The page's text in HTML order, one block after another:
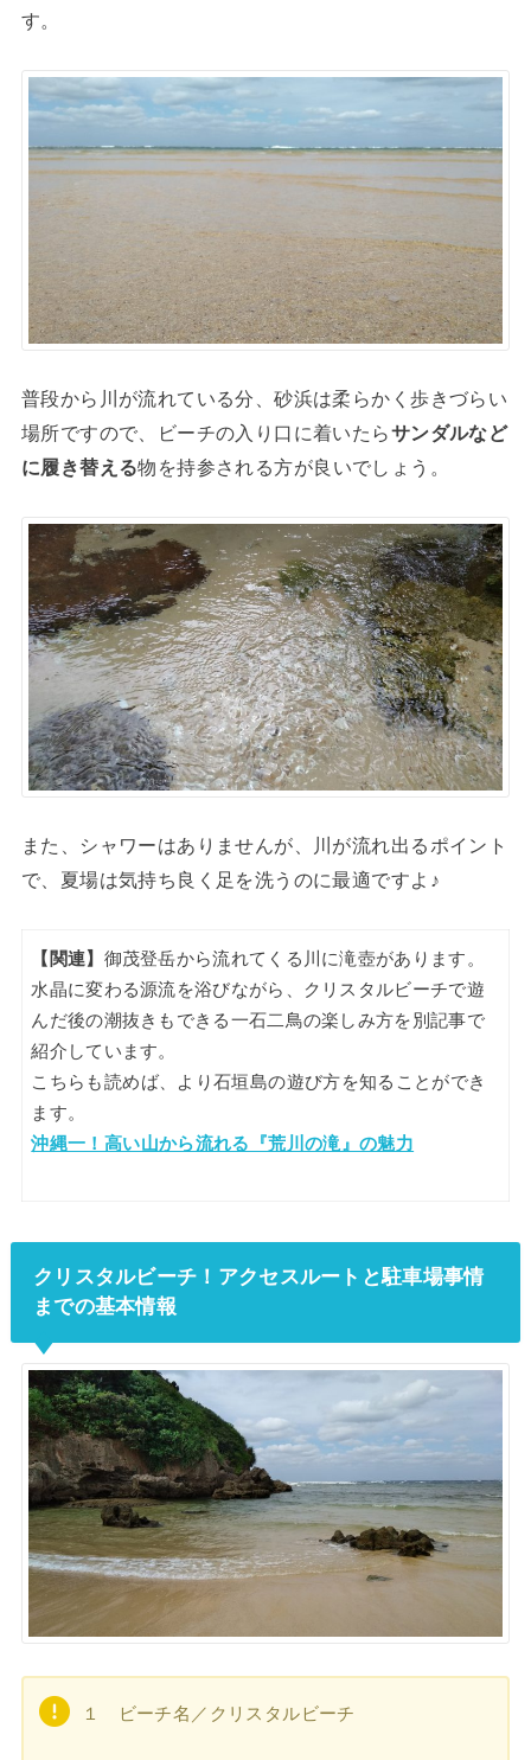
す。
普段から川が流れている分、砂浜は柔らかく歩きづらい
場所ですので、ビーチの入り口に着いたらサンダルなど
に履き替える物を持参される方が良いでしょう。
また、シャワーはありませんが、川が流れ出るポイント
で、夏場は気持ち良く足を洗うのに最適ですよ♪
【関連】 御茂登岳から流れてくる川に滝壺があります。
水晶に変わる源流を浴びながら、クリスタルビーチで遊
んだ後の潮抜きもできる一石二鳥の楽しみ方を別記事で
紹介しています。
こちらも読めば、より石垣島の遊び方を知ることができ
ます。
沖縄一！高い山から流れる『荒川の滝』の魅力
クリスタルビーチ！アクセスルートと駐車場事情
までの基本情報
１ ビーチ名／クリスタルビーチ